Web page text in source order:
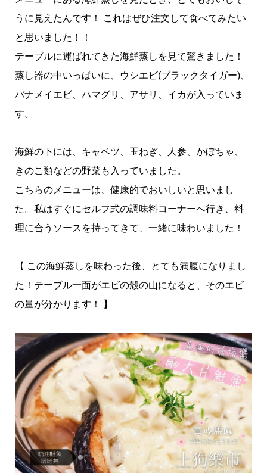
うに見えたんです！ これはぜひ注文して食べてみたい
と思いました！！
テーブルに運ばれてきた海鮮蒸しを見て驚きました！
蒸し器の中いっぱいに、ウシエビ(ブラックタイガー)、
バナメイエビ、ハマグリ、アサリ、イカが入っていま
す。
海鮮の下には、キャベツ、玉ねぎ、人参、かぼちゃ、
きのこ類などの野菜も入っていました。
こちらのメニューは、健康的でおいしいと思いまし
た。私はすぐにセルフ式の調味料コーナーへ行き、料
理に合うソースを持ってきて、一緒に味わいました！
【 この海鮮蒸しを味わった後、とても満腹になりまし
た！テーブル一面がエビの殻の山になると、そのエビ
の量が分かります！ 】